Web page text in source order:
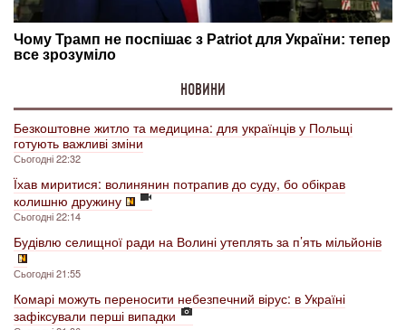
НОВИНИ
Безкоштовне житло та медицина: для українців у Польщі
готують важливі зміни
Сьогодні 22:32
Їхав миритися: волинянин потрапив до суду, бо обікрав
колишню дружину
Сьогодні 22:14
Будівлю селищної ради на Волині утеплять за п’ять мільйонів
Сьогодні 21:55
Комарі можуть переносити небезпечний вірус: в Україні
зафіксували перші випадки